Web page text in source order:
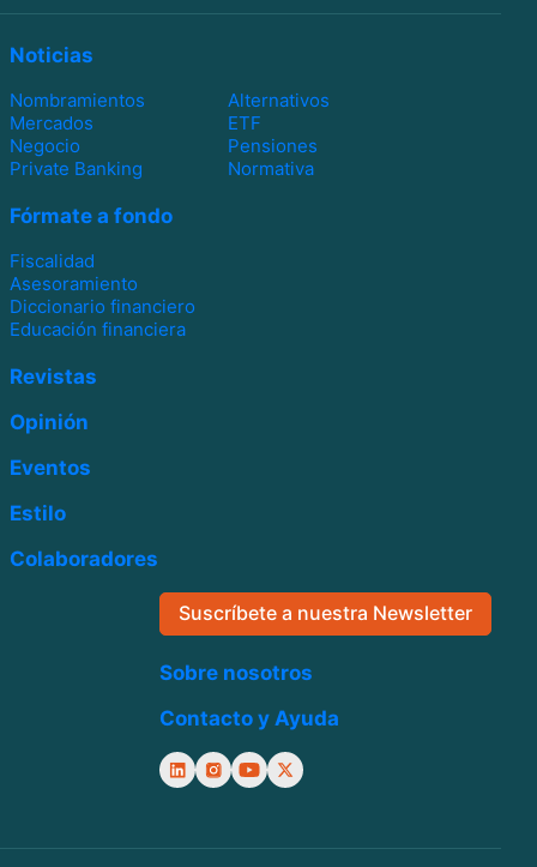
Noticias
Nombramientos
Alternativos
Mercados
ETF
Negocio
Pensiones
Private Banking
Normativa
Fórmate a fondo
Fiscalidad
Asesoramiento
Diccionario financiero
Educación financiera
Revistas
Opinión
Eventos
Estilo
Colaboradores
Suscríbete a nuestra Newsletter
Sobre nosotros
Contacto y Ayuda